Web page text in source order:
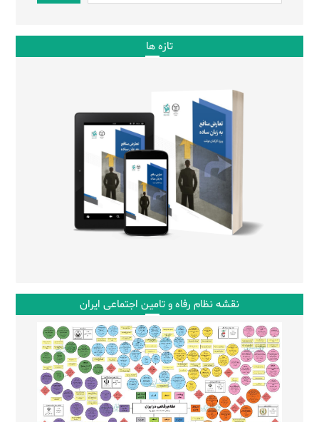
تازه ها
نقشه نظام رفاه و تامین اجتماعی ایران